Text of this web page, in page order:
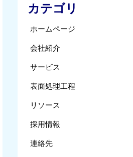
カテゴリ
ホームページ
会社紹介
サービス
表面処理工程
リソース
採用情報
連絡先